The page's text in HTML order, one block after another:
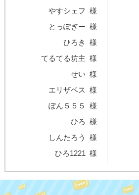
やすシェフ
様
とっぽぎー 様
ひろき
様
てるてる坊主 様
せい 様
エリザベス
様
ぽん５５５
様
ひろ
様
しんたろう
様
ひろ1221 様